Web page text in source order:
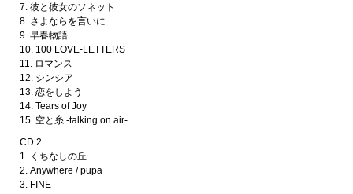
7. 彼と彼女のソネット
8. さよならを言いに
9. 早春物語
10. 100 LOVE-LETTERS
11. ロマンス
12. シンシア
13. 恋をしよう
14. Tears of Joy
15. 空と糸 -talking on air-
CD 2
1. くちなしの丘
2. Anywhere / pupa
3. FINE